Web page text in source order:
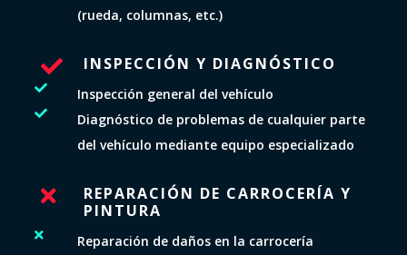
(rueda, columnas, etc.)
 INSPECCIÓN Y DIAGNÓSTICO
 Inspección general del vehículo

Diagnóstico de problemas de cualquier parte
del vehículo mediante equipo especializado

REPARACIÓN DE CARROCERÍA Y
PINTURA
 Reparación de daños en la carrocería